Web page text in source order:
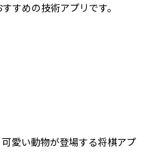
すめの技術アプリです。
愛い動物が登場する将棋アプ